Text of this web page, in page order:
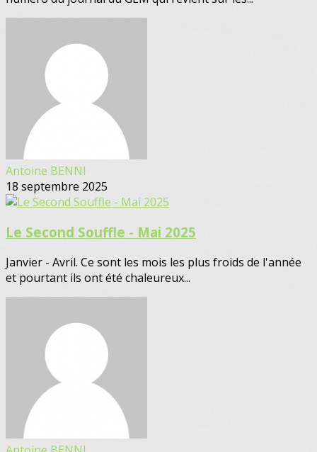
Antoine BENNI
18 septembre 2025
Le Second Souffle - Mai 2025
Janvier - Avril. Ce sont les mois les plus froids de l'année
et pourtant ils ont été chaleureux...